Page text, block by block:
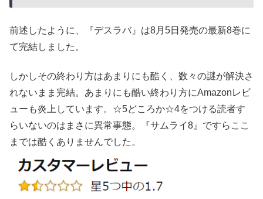
前述したように、『デスラバ』は8月5日発売の最新8巻に
て完結しました。
しかしその終わり方はあまりにも酷く、数々の謎が解決さ
れないまま完結。あまりにも酷い終わり方にAmazonレビ
ューも炎上しています。☆5どころか☆4をつける読者す
らいないのはまさに異常事態。『サムライ8』ですらここ
までは酷くありませんでした。